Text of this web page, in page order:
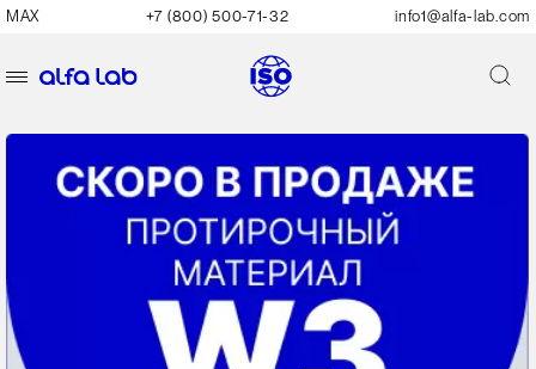
MAX +7 (800) 500-71-32 info1@alfa-lab.com